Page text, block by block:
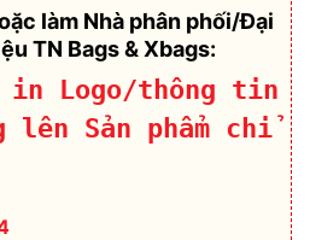
làm Nhà phân phối/Đại
TN Bags & Xbags:
in Logo/thông tin
lên Sản phẩm chỉ